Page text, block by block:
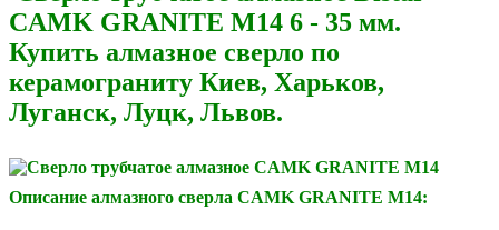
CAMK GRANITE М14 6 - 35 мм.
Купить алмазное сверло по
керамограниту Киев, Харьков,
Луганск, Луцк, Львов.
Описание алмазного сверла CAMK GRANITE М14: